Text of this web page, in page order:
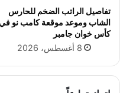
تفاصيل الراتب الضخم للحارس
الشاب وموعد موقعة كامب نو في
كأس خوان جامبر
8 أغسطس، 2026